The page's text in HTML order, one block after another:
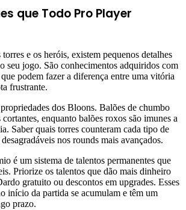
que Todo Pro Player
e os heróis, existem pequenos detalhes
seu jogo. São conhecimentos adquiridos com
podem fazer a diferença entre uma vitória
frustrante.
dos Bloons. Balões de chumbo
cortantes, enquanto balões roxos são imunes a
Saber quais torres counteram cada tipo de
nos rounds mais avançados.
é um sistema de talentos permanentes que
Priorize os talentos que dão mais dinheiro
gratuito ou descontos em upgrades. Esses
início da partida se acumulam e têm um
prazo.